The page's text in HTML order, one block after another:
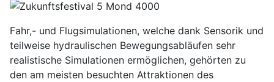
Fahr,- und Flugsimulationen, welche dank Sensorik und
teilweise hydraulischen Bewegungsabläufen sehr
realistische Simulationen ermöglichen, gehörten zu
den am meisten besuchten Attraktionen des